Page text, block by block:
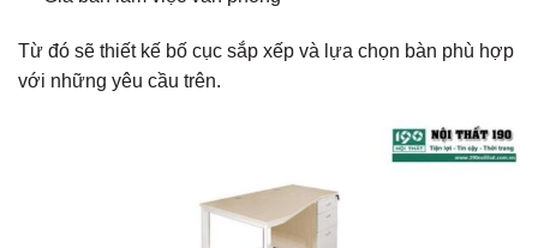
Từ đó sẽ thiết kế bố cục sắp xếp và lựa chọn bàn phù hợp
với những yêu cầu trên.